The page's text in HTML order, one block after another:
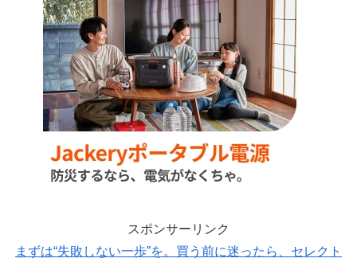
スポンサーリンク
まずは“失敗しない一歩”を。買う前に迷ったら、セレクト